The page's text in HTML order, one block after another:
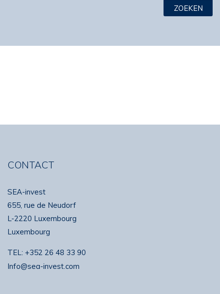
CONTACT
SEA-invest
655, rue de Neudorf
L-2220 Luxembourg
Luxembourg
TEL: +352 26 48 33 90
Info@sea-invest.com